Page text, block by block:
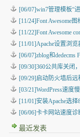
[06/07]win7管理模板“
[11/24]Font Awesome
[11/22]Font Awesome
[11/01]Apache设置浏
[06/07]zblog和
[09/30]360公共库关闭
[09/29]启动防火墙后
[03/21]WordPress速度
[11/01]安装Apache选
[06/06]卡卡网站速度
最近发表